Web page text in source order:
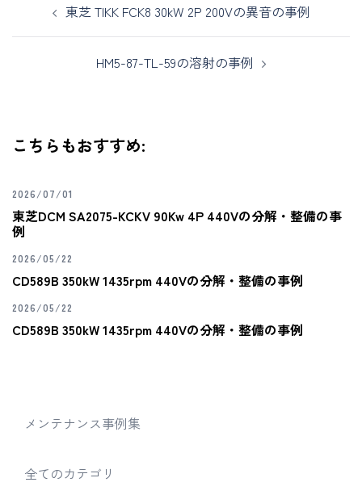
東芝 TIKK FCK8 30kW 2P 200Vの異音の事例
HM5-87-TL-59の溶射の事例
こちらもおすすめ:
2026/07/01
東芝DCM SA2075-KCKV 90Kw 4P 440Vの分解・整備の事
例
2026/05/22
CD589B 350kW 1435rpm 440Vの分解・整備の事例
2026/05/22
CD589B 350kW 1435rpm 440Vの分解・整備の事例
メンテナンス事例集
全てのカテゴリ